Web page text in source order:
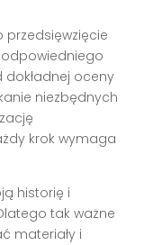
przedsięwzięcie
oceny
niezbędnych
krok wymaga
historię i
tak ważne
materiały i